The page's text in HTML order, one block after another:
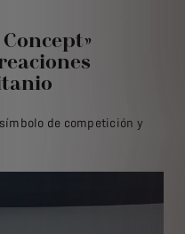
de competición y